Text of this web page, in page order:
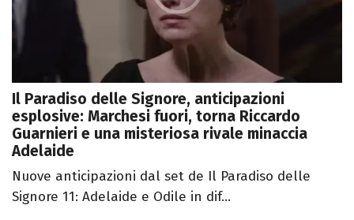
Il Paradiso delle Signore, anticipazioni
esplosive: Marchesi fuori, torna Riccardo
Guarnieri e una misteriosa rivale minaccia
Adelaide
Nuove anticipazioni dal set de Il Paradiso delle
Signore 11: Adelaide e Odile in dif...